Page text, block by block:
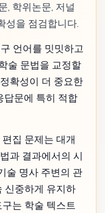
, 학위논문, 저널
성을 점검합니다.
언어를 밋밋하고
술 문법을 교정할
확성이 더 중요한
답문에 특히 적합
집 문제는 대개
과 결과에서의 시
술 명사 주변의 관
신중하게 유지하
는 학술 텍스트